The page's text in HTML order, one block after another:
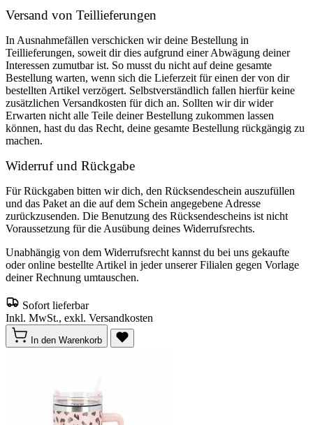
Versand von Teillieferungen
In Ausnahmefällen verschicken wir deine Bestellung in
Teillieferungen, soweit dir dies aufgrund einer Abwägung deiner
Interessen zumutbar ist. So musst du nicht auf deine gesamte
Bestellung warten, wenn sich die Lieferzeit für einen der von dir
bestellten Artikel verzögert. Selbstverständlich fallen hierfür keine
zusätzlichen Versandkosten für dich an. Sollten wir dir wider
Erwarten nicht alle Teile deiner Bestellung zukommen lassen
können, hast du das Recht, deine gesamte Bestellung rückgängig zu
machen.
Widerruf und Rückgabe
Für Rückgaben bitten wir dich, den Rücksendeschein auszufüllen
und das Paket an die auf dem Schein angegebene Adresse
zurückzusenden. Die Benutzung des Rücksendescheins ist nicht
Voraussetzung für die Ausübung deines Widerrufsrechts.
Unabhängig von dem Widerrufsrecht kannst du bei uns gekaufte
oder online bestellte Artikel in jeder unserer Filialen gegen Vorlage
deiner Rechnung umtauschen.
Sofort lieferbar
Inkl. MwSt., exkl. Versandkosten
In den Warenkorb